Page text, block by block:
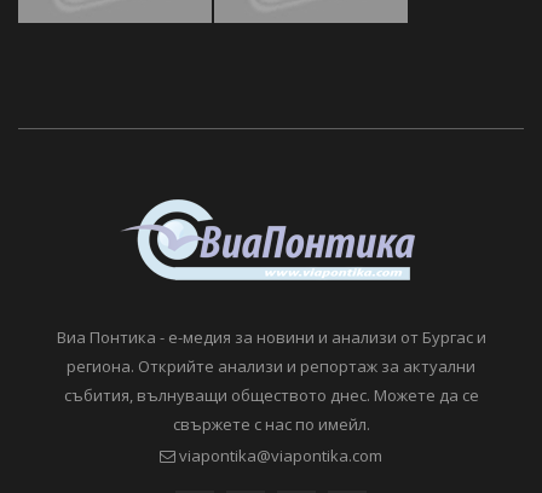
Виа Понтика - е-медия за новини и анализи от Бургас и
региона. Открийте анализи и репортаж за актуални
събития, вълнуващи обществото днес. Можете да се
свържете с нас по имейл.
viapontika@viapontika.com